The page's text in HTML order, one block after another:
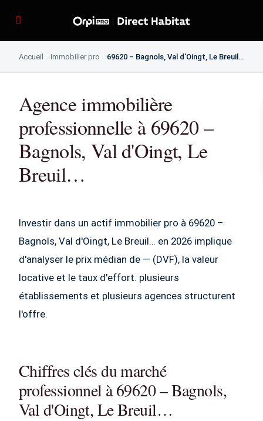
Accueil Immobilier pro 69620 – Bagnols, Val d'Oingt, Le Breuil…
Agence immobilière
professionnelle à 69620 –
Bagnols, Val d'Oingt, Le
Breuil…
Investir dans un actif immobilier pro à 69620 –
Bagnols, Val d'Oingt, Le Breuil… en 2026 implique
d'analyser le prix médian de — (DVF), la valeur
locative et le taux d'effort. plusieurs
établissements et plusieurs agences structurent
l'offre.
Chiffres clés du marché
professionnel à 69620 – Bagnols,
Val d'Oingt, Le Breuil…